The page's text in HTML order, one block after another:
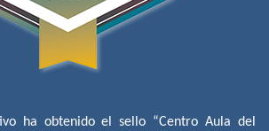
ha obtenido el sello “Centro Aula del